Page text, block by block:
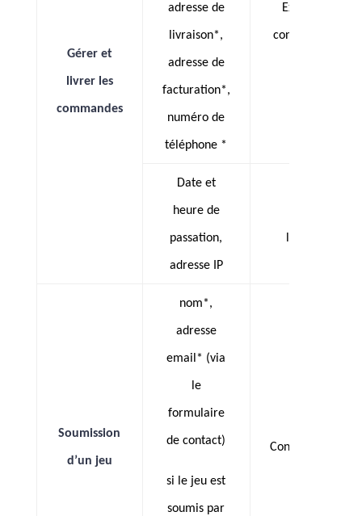
Gérer et
livrer les
commandes
adresse de
livraison*,
adresse de
facturation*,
numéro de
téléphone *
Exécution
contractuelle
Date et
heure de
passation,
adresse IP
Soumission
d’un jeu
nom*,
adresse
email* (via
le
formulaire
de contact)
si le jeu est
soumis par
Consentement